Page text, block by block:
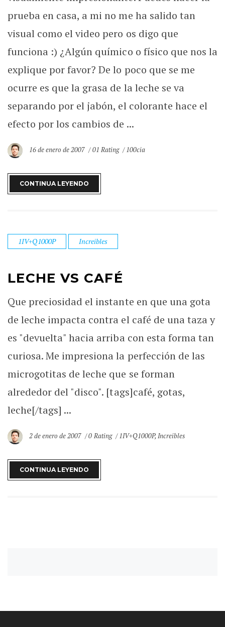
prueba en casa, a mi no me ha salido tan
visual como el video pero os digo que
funciona :) ¿Algún químico o físico que nos la
explique por favor? De lo poco que se me
ocurre es que la grasa de la leche se va
separando por el jabón, el colorante hace el
efecto por los cambios de ...
16 de enero de 2007 01 Rating 100cia
CONTINUA LEYENDO
1IV+Q1000P Increibles
LECHE VS CAFÉ
Que preciosidad el instante en que una gota
de leche impacta contra el café de una taza y
es "devuelta" hacia arriba con esta forma tan
curiosa. Me impresiona la perfección de las
microgotitas de leche que se forman
alrededor del "disco". [tags]café, gotas,
leche[/tags] ...
2 de enero de 2007 0 Rating 1IV+Q1000P,Increibles
CONTINUA LEYENDO